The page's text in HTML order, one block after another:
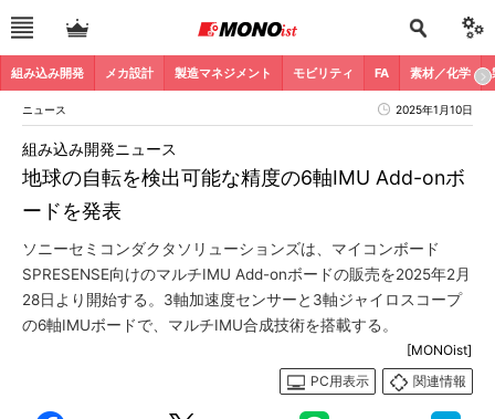
組み込み開発 メカ設計 製造マネジメント モビリティ FA 素材／化学
ニュース 2025年1月10日
地球の自転を検出可能な精度の6軸IMU Add-onボ
ードを発表
組み込み開発ニュース
ソニーセミコンダクタソリューションズは、マイコンボード
SPRESENSE向けのマルチIMU Add-onボードの販売を2025年2月
28日より開始する。3軸加速度センサーと3軸ジャイロスコープ
の6軸IMUボードで、マルチIMU合成技術を搭載する。
[MONOist]
PC用表示
関連情報